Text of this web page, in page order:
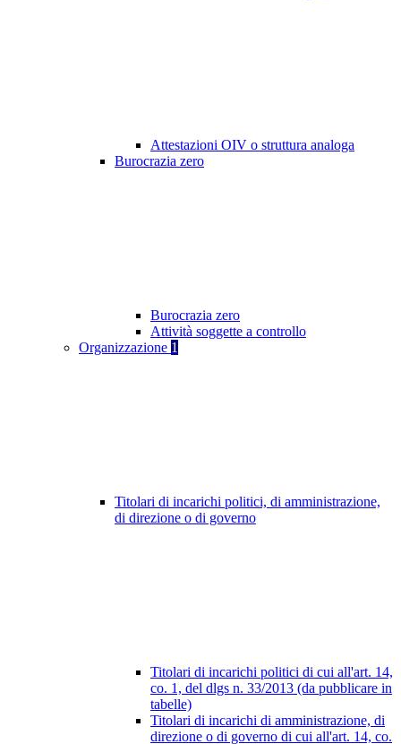
Attestazioni OIV o struttura analoga
Burocrazia zero
Burocrazia zero
Attività soggette a controllo
Organizzazione 1
Titolari di incarichi politici, di amministrazione,
di direzione o di governo
Titolari di incarichi politici di cui all'art. 14,
co. 1, del dlgs n. 33/2013 (da pubblicare in
tabelle)
Titolari di incarichi di amministrazione, di
direzione o di governo di cui all'art. 14, co.